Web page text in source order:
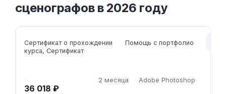
сценографов в 2026 году
36 018 ₽
2 месяца Adobe Photoshop
Сертификат о прохождении
курса, Сертификат
Помощь с портфолио